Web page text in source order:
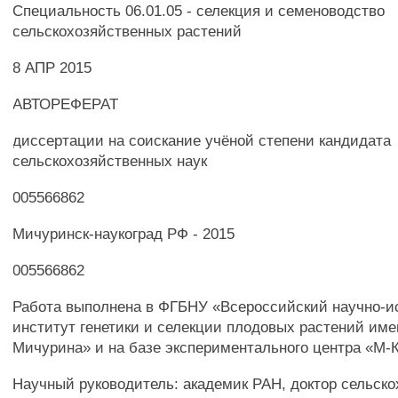
Специальность 06.01.05 - селекция и семеноводство
сельскохозяйственных растений
8 АПР 2015
АВТОРЕФЕРАТ
диссертации на соискание учёной степени кандидата
сельскохозяйственных наук
005566862
Мичуринск-наукоград РФ - 2015
005566862
Работа выполнена в ФГБНУ «Всероссийский научно-
институт генетики и селекции плодовых растений
Мичурина» и на базе экспериментального центра «М-
Научный руководитель: академик РАН, доктор